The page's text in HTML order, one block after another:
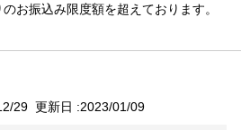
お振込み限度額を超えております。
29 更新日 :2023/01/09